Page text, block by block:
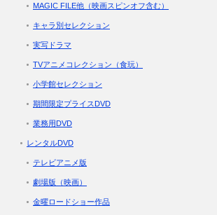
MAGIC FILE他（映画スピンオフ含む）
キャラ別セレクション
実写ドラマ
TVアニメコレクション（食玩）
小学館セレクション
期間限定プライスDVD
業務用DVD
レンタルDVD
テレビアニメ版
劇場版（映画）
金曜ロードショー作品